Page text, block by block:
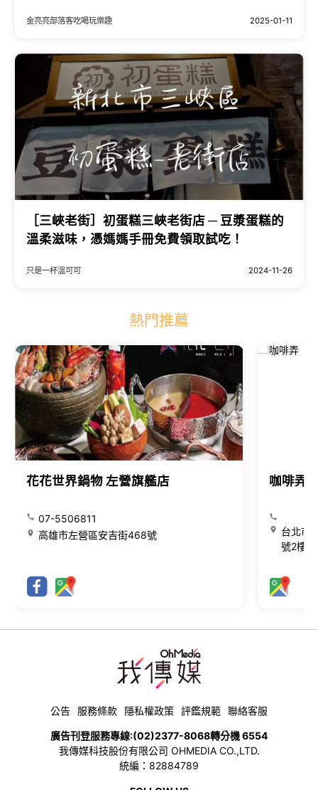
金亮亮部落客吃喝玩樂趣 2025-01-11
［三峽老街］初蛋糕三峽老街店 ─ 豆漿蛋糕的
溫柔滋味，憑媽媽手冊免費領取試吃！
只是一杯溫可可 2024-11-26
熱門推薦
花花世界鍋物 左營旗艦店
07-5506811
高雄市左營區安吉街468號
咖啡弄
台北市
號2樓
公告 服務條款 隱私權政策 評鑑規範 聯絡客服
廣告刊登服務專線:(02)2377-8068轉分機 6554
我傳媒科技股份有限公司 OHMEDIA CO.,LTD.
統編：82884789